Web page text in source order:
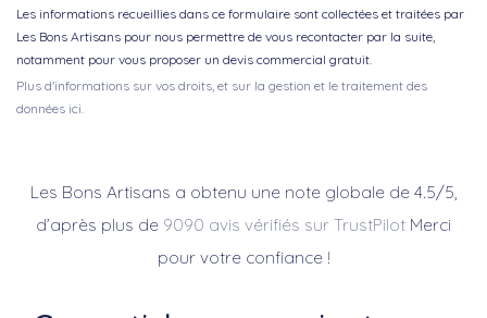
Les informations recueillies dans ce formulaire sont collectées et traitées par
Les Bons Artisans pour nous permettre de vous recontacter par la suite,
notamment pour vous proposer un devis commercial gratuit.
Plus d'informations sur vos droits, et sur la gestion et le traitement des
données ici.
Les Bons Artisans a obtenu une note globale de 4.5/5,
d’après plus de 9090 avis vérifiés sur TrustPilot Merci
pour votre confiance !